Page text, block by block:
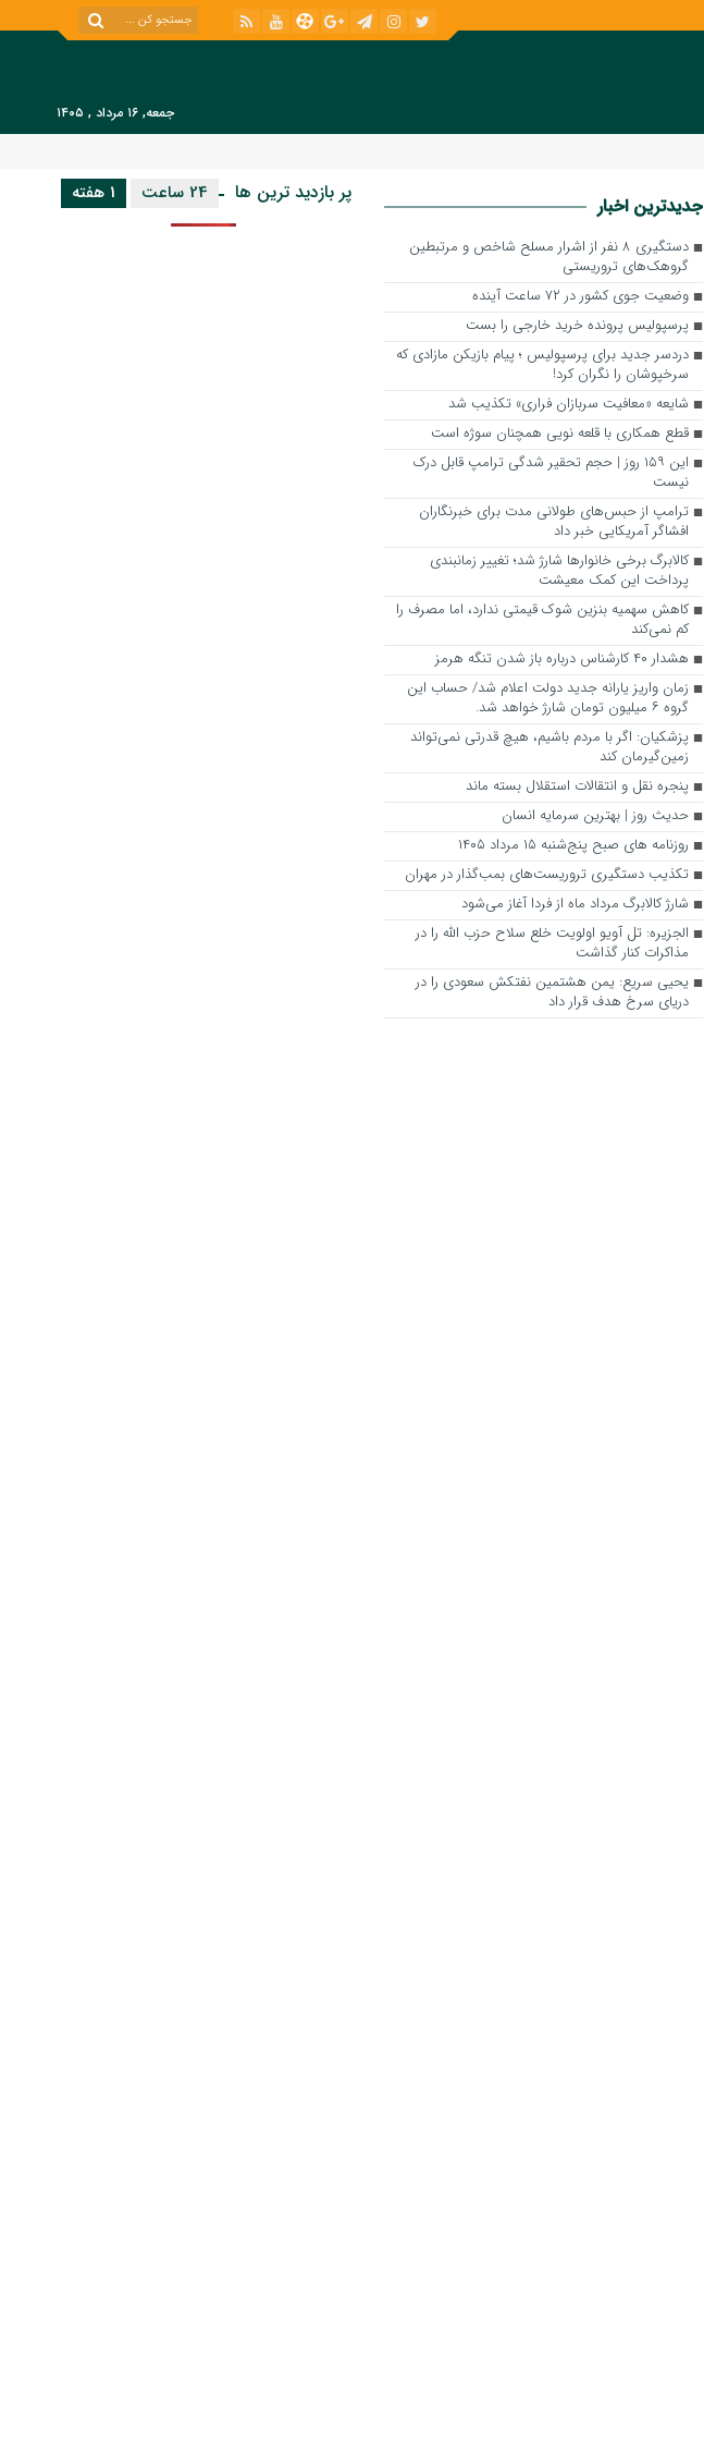
جمعه, ۱۶ مرداد , ۱۴۰۵
جدیدترین اخبار
دستگیری ۸ نفر از اشرار مسلح شاخص و مرتبطین
گروهک‌های تروریستی
وضعیت جوی کشور در ۷۲ ساعت آینده
پرسپولیس پرونده خرید خارجی را بست
دردسر جدید برای پرسپولیس ؛ پیام بازیکن مازادی که
سرخپوشان را نگران کرد!
شایعه «معافیت سربازان فراری» تکذیب شد
قطع همکاری با قلعه نویی همچنان سوژه است
این ۱۵۹ روز | حجم تحقیر شدگی ترامپ قابل درک
نیست
ترامپ از حبس‌های طولانی مدت برای خبرنگاران
افشاگر آمریکایی خبر داد
کالابرگ برخی خانوارها شارژ شد؛ تغییر زمانبندی
پرداخت این کمک معیشت
کاهش سهمیه بنزین شوک قیمتی ندارد، اما مصرف را
کم نمی‌کند
هشدار ۴۰ کارشناس درباره باز شدن تنگه هرمز
زمان واریز یارانه جدید دولت اعلام شد/ حساب این
گروه ۶ میلیون تومان شارژ خواهد شد.
پزشکیان: اگر با مردم باشیم، هیچ قدرتی نمی‌تواند
زمین‌گیرمان کند
پنجره‌ نقل و انتقالات استقلال بسته ماند
حدیث روز | بهترین سرمایه انسان
روزنامه‌ های صبح پنج‌شنبه ۱۵ مرداد ۱۴۰۵
تکذیب دستگیری تروریست‌های بمب‌گذار در مهران
شارژ کالابرگ مرداد ماه از فردا آغاز می‌شود
الجزیره: تل آویو اولویت خلع سلاح حزب الله را در
مذاکرات کنار گذاشت
یحیی سریع: یمن هشتمین نفتکش سعودی را در
دریای سرخ هدف قرار داد
پر بازدید ترین ها 1 هفته 24 ساعت